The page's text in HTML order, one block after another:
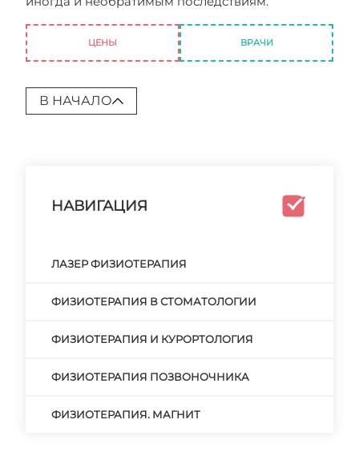
ЦЕНЫ ВРАЧИ
В НАЧАЛО
НАВИГАЦИЯ
ЛАЗЕР ФИЗИОТЕРАПИЯ
ФИЗИОТЕРАПИЯ В СТОМАТОЛОГИИ
ФИЗИОТЕРАПИЯ И КУРОРТОЛОГИЯ
ФИЗИОТЕРАПИЯ ПОЗВОНОЧНИКА
ФИЗИОТЕРАПИЯ. МАГНИТ